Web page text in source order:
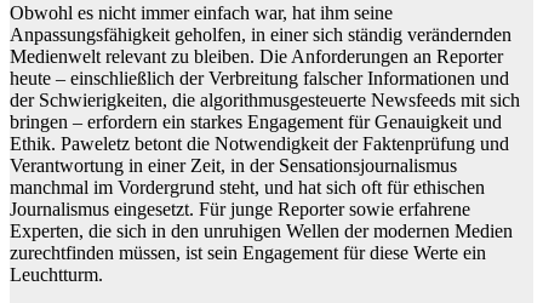
Obwohl es nicht immer einfach war, hat ihm seine
Anpassungsfähigkeit geholfen, in einer sich ständig verändernden
Medienwelt relevant zu bleiben. Die Anforderungen an Reporter
heute – einschließlich der Verbreitung falscher Informationen und
der Schwierigkeiten, die algorithmusgesteuerte Newsfeeds mit sich
bringen – erfordern ein starkes Engagement für Genauigkeit und
Ethik. Paweletz betont die Notwendigkeit der Faktenprüfung und
Verantwortung in einer Zeit, in der Sensationsjournalismus
manchmal im Vordergrund steht, und hat sich oft für ethischen
Journalismus eingesetzt. Für junge Reporter sowie erfahrene
Experten, die sich in den unruhigen Wellen der modernen Medien
zurechtfinden müssen, ist sein Engagement für diese Werte ein
Leuchtturm.